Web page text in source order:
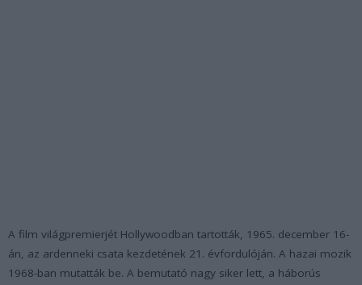
A film világpremierjét Hollywoodban tartották, 1965. december 16-
án, az ardenneki csata kezdetének 21. évfordulóján. A hazai mozik
1968-ban mutatták be. A bemutató nagy siker lett, a háborús